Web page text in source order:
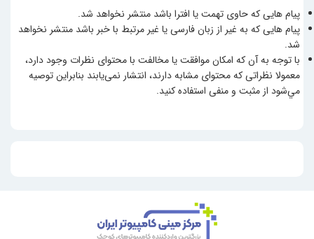
پیام هایی که حاوی تهمت یا افترا باشد منتشر نخواهد شد.
پیام هایی که به غیر از زبان فارسی یا غیر مرتبط با خبر باشد منتشر نخواهد
شد.
با توجه به آن که امکان موافقت یا مخالفت با محتوای نظرات وجود دارد،
معمولا نظراتی که محتوای مشابه دارند، انتشار نمی‌یابند بنابراین توصيه
مي‌شود از مثبت و منفی استفاده کنید.